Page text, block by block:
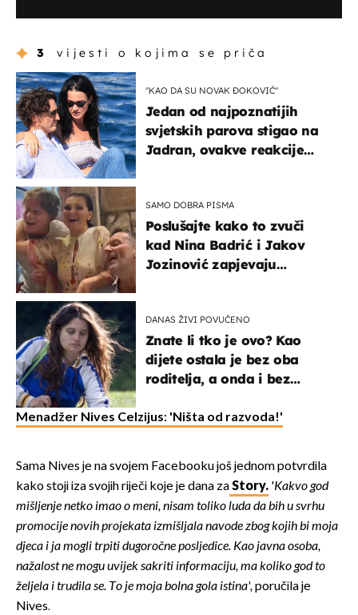
3 vijesti o kojima se priča
"KAO DA SU NOVAK ĐOKOVIĆ"
Jedan od najpoznatijih
svjetskih parova stigao na
Jadran, ovakve reakcije
SAMO DOBRA PISMA
Poslušajte kako to zvuči
kad Nina Badrić i Jakov
Jozinović zapjevaju
DANAS ŽIVI POVUČENO
Znate li tko je ovo? Kao
dijete ostala je bez oba
roditelja, a onda i bez
naslijediti
Menadžer Nives Celzijus: 'Ništa od razvoda!'
Sama Nives je na svojem Facebooku još jednom potvrdila
kako stoji iza svojih riječi koje je dana zaStory. 'Kakvo god
mišljenje netko imao o meni, nisam toliko luda da bih u svrhu
promocije novih projekata izmišljala navode zbog kojih bi moja
djeca i ja mogli trpiti dugoročne posljedice. Kao javna osoba,
nažalost ne mogu uvijek sakriti informaciju, ma koliko god to
željela i trudila se. To je moja bolna gola istina',poručila je
Nives.